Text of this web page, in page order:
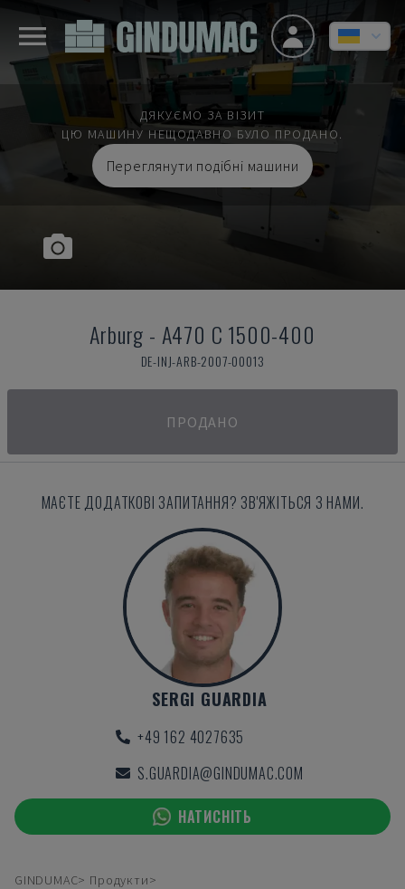
ДЯКУЄМО ЗА ВІЗИТ
ЦЮ МАШИНУ НЕЩОДАВНО БУЛО ПРОДАНО.
Переглянути подібні машини
Arburg - A470 C 1500-400
DE-INJ-ARB-2007-00013
ПРОДАНО
МАЄТЕ ДОДАТКОВІ ЗАПИТАННЯ? ЗВ'ЯЖІТЬСЯ З НАМИ.
SERGI GUARDIA
+49 162 4027635
S.GUARDIA@GINDUMAC.COM
НАТИСНІТЬ
GINDUMAC
Продукти